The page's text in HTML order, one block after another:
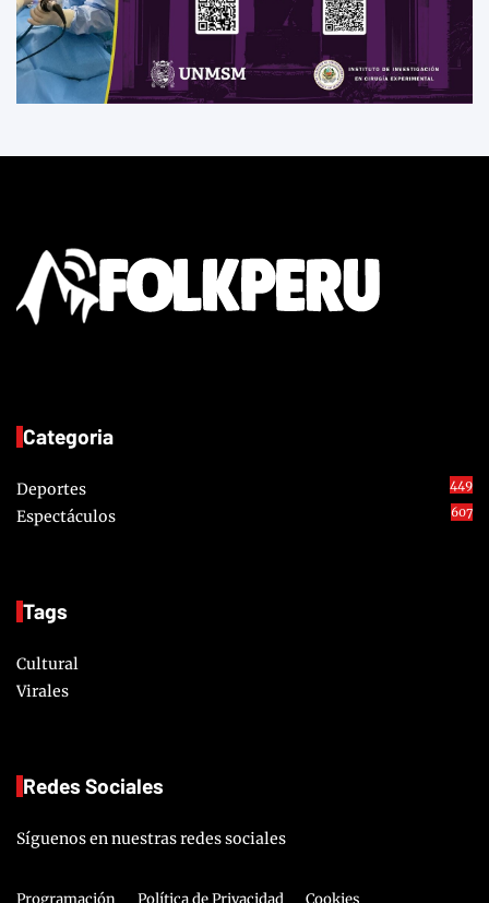
Categoria
Deportes 449
Espectáculos 607
Tags
Cultural
Virales
Redes Sociales
Síguenos en nuestras redes sociales
Programación Política de Privacidad Cookies